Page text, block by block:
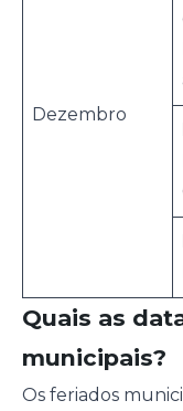
Dezembro
Quais as
municipais?
Os feriados